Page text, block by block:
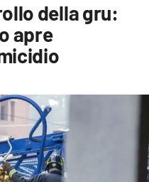
della gru:
apre